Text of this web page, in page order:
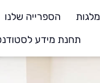
מלגות הספרייה שלנו
תחנת מידע